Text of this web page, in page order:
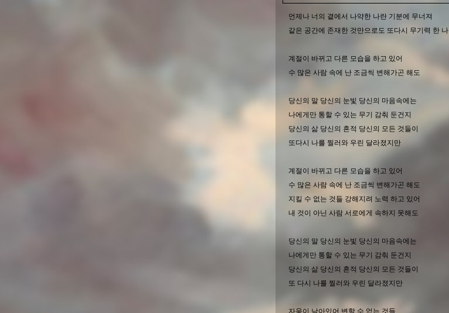
언제나 너의 곁에서 나약한 나란 기분에 무너져
같은 공간에 존재한 것만으로도 또다시 무기력 한 나
계절이 바뀌고 다른 모습을 하고 있어
수 많은 사람 속에 난 조금씩 변해가곤 해도
당신의 말 당신의 눈빛 당신의 마음속에는
나에게만 통할 수 있는 무기 감춰 둔건지
당신의 삶 당신의 흔적 당신의 모든 것들이
또다시 나를 찔러와 우린 달라졌지만
계절이 바뀌고 다른 모습을 하고 있어
수 많은 사람 속에 난 조금씩 변해가곤 해도
지킬 수 없는 것들 강해지려 노력 하고 있어
내 것이 아닌 사람 서로에게 속하지 못해도
당신의 말 당신의 눈빛 당신의 마음속에는
나에게만 통할 수 있는 무기 감춰 둔건지
당신의 삶 당신의 흔적 당신의 모든 것들이
또 다시 나를 찔러와 우린 달라졌지만
자욱이 남아있어 변할 수 없는 것들